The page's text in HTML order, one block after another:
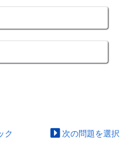
ク 次の問題を選択